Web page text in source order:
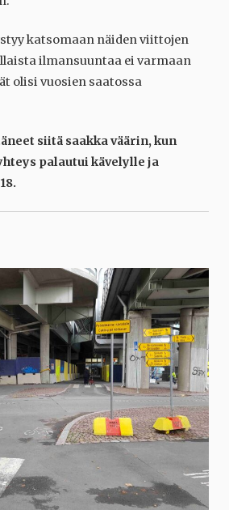
katsomaan näiden viittojen
ilmansuuntaa ei varmaan
olisi vuosien saatossa
siitä saakka väärin, kun
palautui kävelylle ja